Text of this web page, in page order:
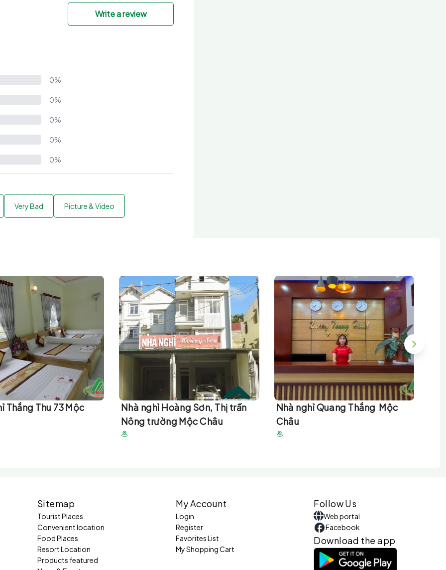
Write a review
0%
0%
0%
0%
0%
Very Bad Picture & Video
Thắng Thu 73 Mộc
Nhà nghỉ Hoàng Sơn, Thị trấn
Nông trường Mộc Châu
Nhà nghỉ Quang Thắng Mộc
Châu
Sitemap
Tourist Places
Convenient location
Food Places
Resort Location
Products featured
My Account
Login
Register
Favorites List
My Shopping Cart
Follow Us
Web portal
Facebook
Download the app